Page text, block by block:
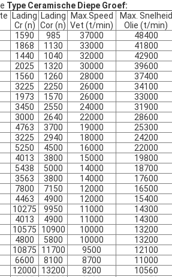
Type Ceramische Diepe Groef:
Lading
Cr (n)
Lading
Cor (n)
Max.Speed
Vet (t/min)
Max. Snelheid
Olie (t/min)
1590 985 37000
48400
1868 1130 33000
41800
1440 1040 32000
42900
2025 1320 30000
39600
1560 1260 28000
37400
3225 2250 26000
34100
1973 1570 26000
33000
3450 2550 24000
31900
3000 2640 22000
28600
4763 3700 19000
25300
3225 2940 18000
24200
5250 4500 16000
22000
4013 3800 15000
19800
5438 5000 14000
18700
3563 3800 14000
17600
7800 7150 12000
16500
4463 4900 12000
15400
10275 9950 11000
14300
4013 4900 11000
14300
10575 10900 10000
13200
4800 5800 10000
13200
10875 11700 9500
12100
6600 8100 8700
11000
12000 13200 8200
10560